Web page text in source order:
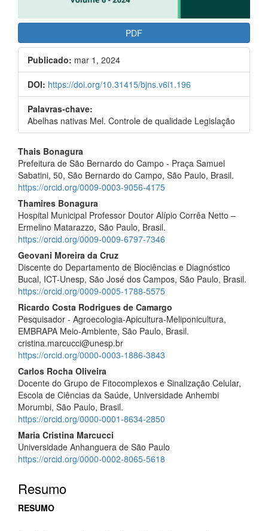
PDF
Publicado: mar 1, 2024
DOI: https://doi.org/10.31415/bjns.v6i1.196
Palavras-chave:
Abelhas nativas Mel. Controle de qualidade Legislação
Conteúdo
do
artigo
principal
Thais Bonagura
Prefeitura de São Bernardo do Campo - Praça Samuel
Sabatini, 50, São Bernardo do Campo, São Paulo, Brasil.
https://orcid.org/0009-0003-9056-4175
Thamires Bonagura
Hospital Municipal Professor Doutor Alípio Corrêa Netto –
Ermelino Matarazzo, São Paulo, Brasil.
https://orcid.org/0009-0009-6797-7346
Geovani Moreira da Cruz
Discente do Departamento de Biociências e Diagnóstico
Bucal, ICT-Unesp, São José dos Campos, São Paulo, Brasil.
https://orcid.org/0009-0005-1788-5575
Ricardo Costa Rodrigues de Camargo
Pesquisador - Agroecologia-Apicultura-Meliponicultura,
EMBRAPA Meio-Ambiente, São Paulo, Brasil.
cristina.marcucci@unesp.br
https://orcid.org/0000-0003-1886-3843
Carlos Rocha Oliveira
Docente do Grupo de Fitocomplexos e Sinalização Celular,
Escola de Ciências da Saúde, Universidade Anhembi
Morumbi, São Paulo, Brasil.
https://orcid.org/0000-0001-8634-2850
Maria Cristina Marcucci
Universidade Anhanguera de São Paulo
https://orcid.org/0000-0002-8065-5618
Resumo
RESUMO